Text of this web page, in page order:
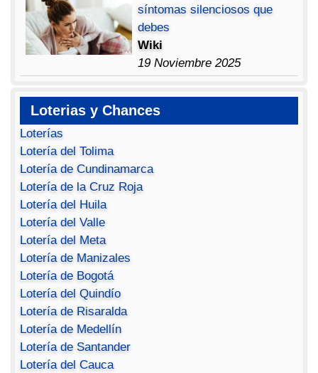
síntomas silenciosos que
debes
Wiki
19 Noviembre 2025
Loterias y Chances
Loterías
Lotería del Tolima
Lotería de Cundinamarca
Lotería de la Cruz Roja
Lotería del Huila
Lotería del Valle
Lotería del Meta
Lotería de Manizales
Lotería de Bogotá
Lotería del Quindío
Lotería de Risaralda
Lotería de Medellín
Lotería de Santander
Lotería del Cauca